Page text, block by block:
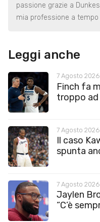
passione grazie a
mia professione a tempo
Leggi anche
7 Agosto 2026
Finch fa
troppo ad
7 Agosto
Il caso
spunta
7 Agosto
Jaylen
“C’è